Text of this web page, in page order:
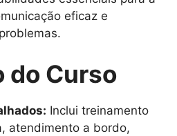
eficaz e
do Curso
Inclui treinamento
atendimento a bordo,